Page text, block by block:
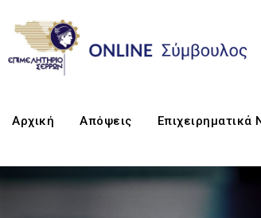
Αρχική Απόψεις Επιχειρηματικά